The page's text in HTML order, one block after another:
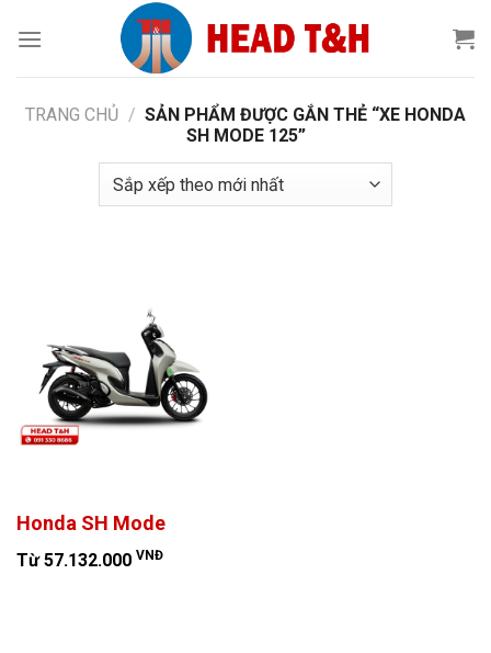
đến
TRANG CHỦ / SẢN PHẨM ĐƯỢC GẮN THẺ “XE HONDA
SH MODE 125”
Honda SH Mode
Từ 57.132.000 VNĐ